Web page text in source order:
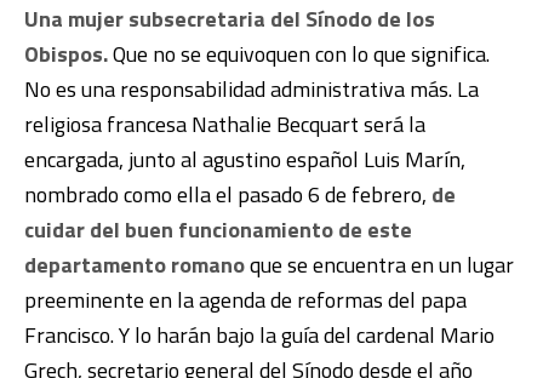
Una mujer subsecretaria del Sínodo de los
Obispos.Que no se equivoquen con lo que significa.
No es una responsabilidad administrativa más. La
religiosa francesa Nathalie Becquart será la
encargada, junto al agustino español Luis Marín,
nombrado como ella el pasado 6 de febrero, de
cuidar del buen funcionamiento de este
departamento romanoque se encuentra en un lugar
preeminente en la agenda de reformas del papa
Francisco. Y lo harán bajo la guía del cardenal Mario
Grech, secretario general del Sínodo desde el año